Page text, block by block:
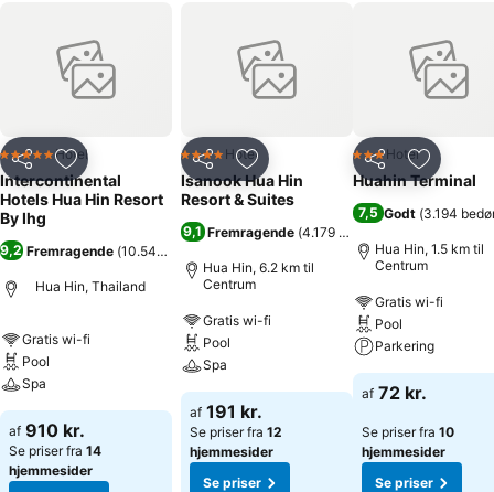
Del Føj til favoritter
5 StjernerHotel
Intercontinental
Hotels Hua Hin Resort
By Ihg
9,2 Fremragende (10.544 bedømmelser
Hua Hin, Thailand
Gratis wi-fi
Pool
Spa
af 910 kr.
Se priser fra 14
hjemmesider
Del Føj til favoritter
4 StjernerHotel
Isanook Hua Hin
Resort & Suites
9,1 Fremragende (4.179 bedømmelser
Hua Hin, 6.2 km til
Centrum
Gratis wi-fi
Pool
Spa
af 191 kr.
Se priser fra 12
hjemmesider
Se priser
Del Føj til
3 Stjerner
Hotel
Huahin Terminal
7,5 Godt (3.194
Hua Hin, 1.5 km til
Centrum
Gratis wi-fi
Pool
Parkering
af 72 kr.
Se priser fra 10
hjemmesider
Se priser